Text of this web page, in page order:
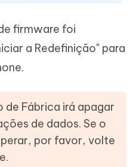
firmware foi
a Redefinição" para
de Fábrica irá apagar
de dados. Se o
por favor, volte